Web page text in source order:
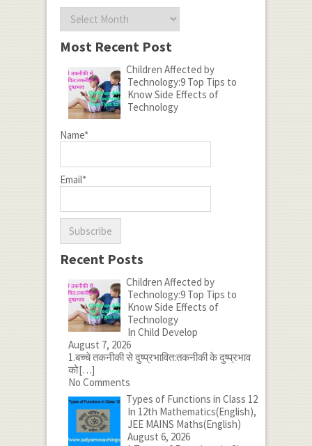
Archives
Most Recent Post
Children Affected by
Technology:9 Top Tips to
Know Side Effects of
Technology
Name*
Email*
Recent Posts
Children Affected by
Technology:9 Top Tips to
Know Side Effects of
Technology
In Child Develop
August 7, 2026
1.बच्चे तकनीकी से दुष्प्रभावित:तकनीकी के दुष्प्रभाव
को[…]
No Comments
Types of Functions in Class 12
In 12th Mathematics(English),
JEE MAINS Maths(English)
August 6, 2026